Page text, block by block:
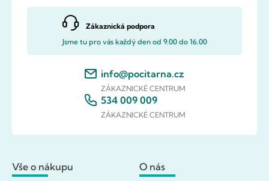
Zákaznická podpora
Jsme tu pro vás každý den od 9.00 do 16.00
info@pocitarna.cz
ZÁKAZNICKÉ CENTRUM
534 009 009
ZÁKAZNICKÉ CENTRUM
Vše o nákupu O nás